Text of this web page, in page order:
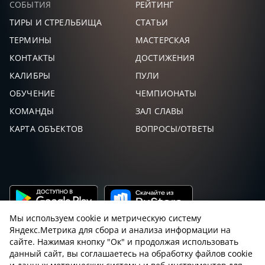
СОБЫТИЯ
РЕЙТИНГ
ТИРЫ И СТРЕЛЬБИЩА
СТАТЬИ
ТЕРМИНЫ
МАСТЕРСКАЯ
КОНТАКТЫ
ДОСТИЖЕНИЯ
КАЛИБРЫ
ПУЛИ
ОБУЧЕНИЕ
ЧЕМПИОНАТЫ
КОМАНДЫ
ЗАЛ СЛАВЫ
КАРТА ОБЪЕКТОВ
ВОПРОСЫ/ОТВЕТЫ
Мы используем cookie и метрическую систему
Яндекс.Метрика для сбора и анализа информации на
сайте. Нажимая кнопку "Ок" и продолжая использовать
данный сайт, вы соглашаетесь на обработку файлов cookie